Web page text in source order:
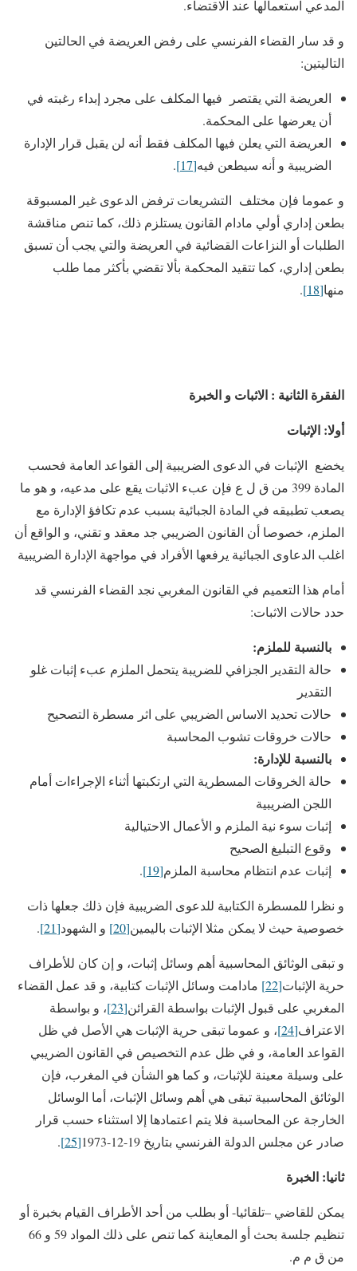
المدعي استعمالها عند الاقتضاء.
و قد سار القضاء الفرنسي على رفض العريضة في الحالتين
التاليتين:
العريضة التي يقتصر فيها المكلف على مجرد إبداء رغبته في
أن يعرضها على المحكمة.
العريضة التي يعلن فيها المكلف فقط أنه لن يقبل قرار الإدارة
الضريبية و أنه سيطعن فيه[17]
.
و عموما فإن مختلف التشريعات ترفض الدعوى غير المسبوقة
بطعن إداري أولي مادام القانون يستلزم ذلك، كما تنص مناقشة
الطلبات أو النزاعات القضائية في العريضة والتي يجب أن تسبق
بطعن إداري، كما تتقيد المحكمة بألا تقضي بأكثر مما طلب
منها[18]
.
الفقرة الثانية : الاثبات و الخبرة
أولا: الإثبات
يخضع الإثبات في الدعوى الضريبية إلى القواعد العامة فحسب
المادة 399 من ق ل ع فإن عبء الاثبات يقع على مدعيه، و هو ما
يصعب تطبيقه في المادة الجبائية بسبب عدم تكافؤ الإدارة مع
الملزم، خصوصا أن القانون الضريبي جد معقد و تقني، و الواقع أن
اغلب الدعاوى الجبائية يرفعها الأفراد في مواجهة الإدارة الضريبية
أمام هذا التعميم في القانون المغربي نجد القضاء الفرنسي قد
حدد حالات الاثبات:
بالنسبة للملزم:
حالة التقدير الجزافي للضريبة يتحمل الملزم عبء إثبات غلو
التقدير
حالات تحديد الاساس الضريبي على اثر مسطرة التصحيح
حالات خروقات تشوب المحاسبة
بالنسبة للإدارة:
حالة الخروقات المسطرية التي ارتكبتها أثناء الإجراءات أمام
اللجن الضريبية
إثبات سوء نية الملزم و الأعمال الاحتيالية
وقوع التبليغ الصحيح
إثبات عدم انتظام محاسبة الملزم[19]
.
و نظرا للمسطرة الكتابية للدعوى الضريبية فإن ذلك جعلها ذات
خصوصية حيث لا يمكن مثلا الإثبات باليمين[20] و الشهود[21]
.
و تبقى الوثائق المحاسبية أهم وسائل إثبات، و إن كان للأطراف
حرية الإثبات[22]
مادامت وسائل الإثبات كتابية، و قد عمل القضاء
المغربي على قبول الإثبات بواسطة القرائن[23]
، و بواسطة
الاعتراف[24]
، و عموما تبقى حرية الإثبات هي الأصل في ظل
القواعد العامة، و في ظل عدم التخصيص في القانون الضريبي
على وسيلة معينة للإثبات، و كما هو الشأن في المغرب، فإن
الوثائق المحاسبية تبقى هي أهم وسائل الإثبات، أما الوسائل
الخارجة عن المحاسبة فلا يتم اعتمادها إلا استثناء حسب قرار
صادر عن مجلس الدولة الفرنسي بتاريخ 19-12-1973
[25]
.
ثانيا: الخبرة
يمكن للقاضي –تلقائيا- أو بطلب من أحد الأطراف القيام بخبرة أو
تنظيم جلسة بحث أو المعاينة كما تنص على ذلك المواد 59 و 66
من ق م م.